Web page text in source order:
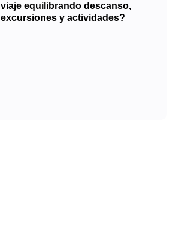
viaje equilibrando descanso,
excursiones y actividades?